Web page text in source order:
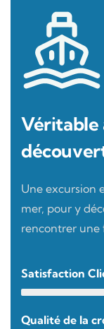
Véritable
Une excursion
mer, pour y
rencontrer une
Satisfaction
Qualité de la